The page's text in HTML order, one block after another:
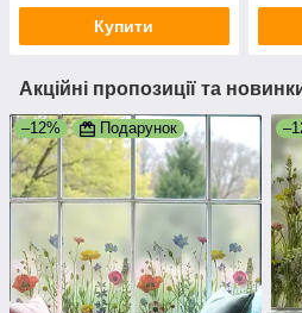
Купити
Акційні пропозиції та
–12% Подарунок